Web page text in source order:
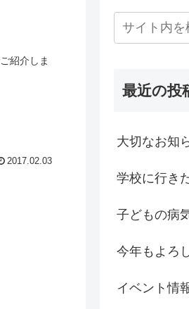
紹介しま
2017.02.03
最近の投
大切なお知
学校に行き
子どもの病
今年もよろ
イベント情